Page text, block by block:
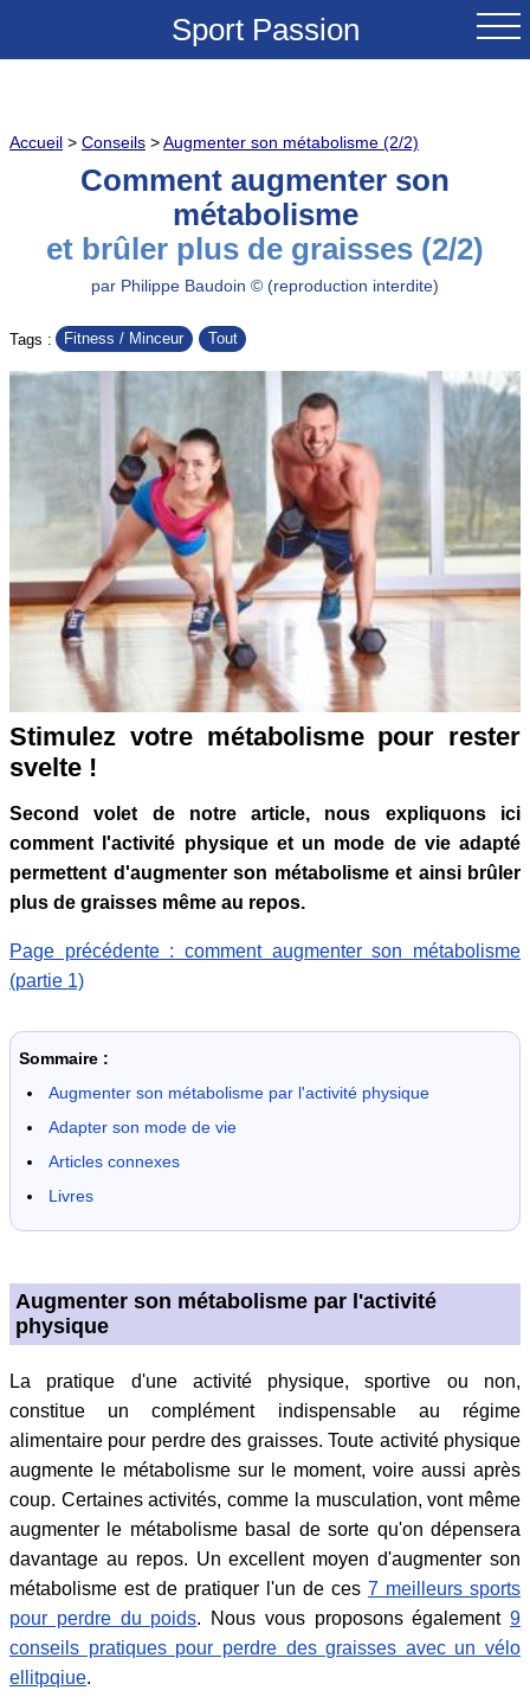
Sport Passion
NOUVEAUTES
TESTS & REVUES
CONSEILS
GRANDS COLS A VELO
Accueil > Conseils >Augmenter son métabolisme (2/2)
Comment augmenter son
métabolisme
et brûler plus de graisses (2/2)
par Philippe Baudoin © (reproduction interdite)
Tags : Fitness / Minceur Tout
Stimulez votre métabolisme pour rester
svelte !
Second volet de notre article, nous expliquons ici
comment l'activité physique et un mode de vie adapté
permettent d'augmenter son métabolisme et ainsi brûler
plus de graisses même au repos.
Page précédente : comment augmenter son métabolisme
(partie 1)
Sommaire :
Augmenter son métabolisme par l'activité physique
Adapter son mode de vie
Articles connexes
Livres
Augmenter son métabolisme par l'activité
physique
La pratique d'une activité physique, sportive ou non,
constitue un complément indispensable au régime
alimentaire pour perdre des graisses. Toute activité physique
augmente le métabolisme sur le moment, voire aussi après
coup. Certaines activités, comme la musculation, vont même
augmenter le métabolisme basal de sorte qu'on dépensera
davantage au repos. Un excellent moyen d'augmenter son
métabolisme est de pratiquer l'un de ces 7 meilleurs sports
pour perdre du poids. Nous vous proposons également 9
conseils pratiques pour perdre des graisses avec un vélo
ellitpqiue.